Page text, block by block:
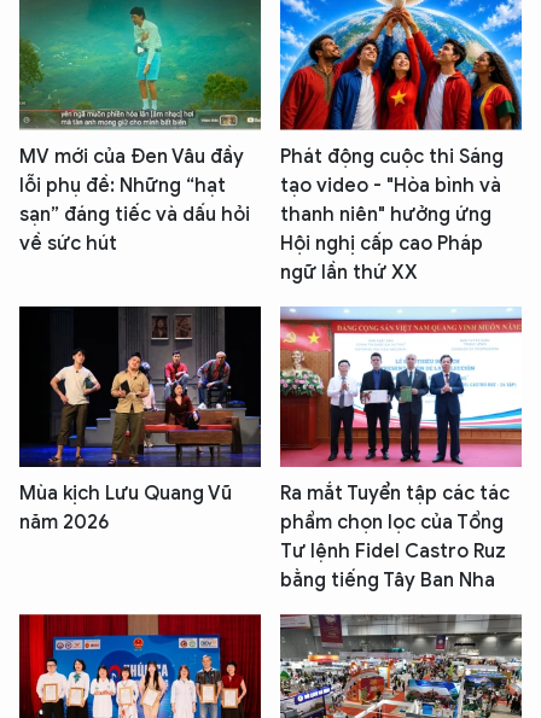
MV mới của Đen Vâu đầy
lỗi phụ đề: Những “hạt
sạn” đáng tiếc và dấu hỏi
về sức hút
Phát động cuộc thi Sáng
tạo video - "Hòa bình và
thanh niên" hưởng ứng
Hội nghị cấp cao Pháp
ngữ lần thứ XX
Mùa kịch Lưu Quang Vũ
năm 2026
Ra mắt Tuyển tập các tác
phẩm chọn lọc của Tổng
Tư lệnh Fidel Castro Ruz
bằng tiếng Tây Ban Nha